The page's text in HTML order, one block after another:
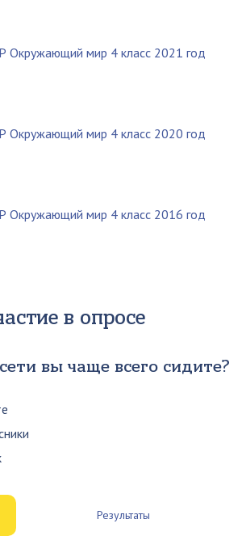
Окружающий мир 4 класс 2021 год
Окружающий мир 4 класс 2020 год
Окружающий мир 4 класс 2016 год
в опросе
вы чаще всего сидите?
Результаты